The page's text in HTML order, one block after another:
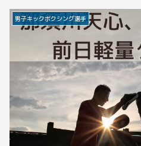
男子キックボクシング選手